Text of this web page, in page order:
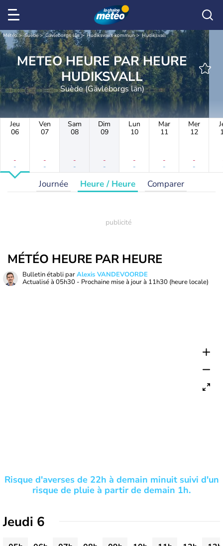
Météo Suède Gävleborgs län Hudiksvalls kommun Hudiksvall
METEO HEURE PAR HEURE
HUDIKSVALL
Suède (Gävleborgs län)
Jeu
06
-
-
Ven
07
-
-
Sam
08
-
-
Dim
09
-
-
Lun
10
-
-
Mar
11
-
-
Mer
12
-
-
Journée Heure / Heure Comparer
MÉTÉO HEURE PAR HEURE
Bulletin établi parAlexis VANDEVOORDE
Actualisé à 05h30 - Prochaine mise à jour à 11h30 (heure locale)
Risque d'averses de 22h à demain minuit suivi d'un
risque de pluie à partir de demain 1h.
Jeudi 6